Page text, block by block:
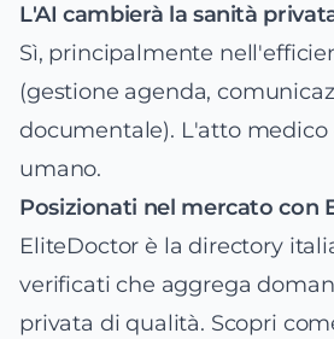
L'AI cambierà la sanità
Sì, principalmente
(gestione agenda,
documentale). L'atto medico
umano.
Posizionati nel mercato con
EliteDoctor è la directory
verificati che aggrega
privata di qualità. Scopri